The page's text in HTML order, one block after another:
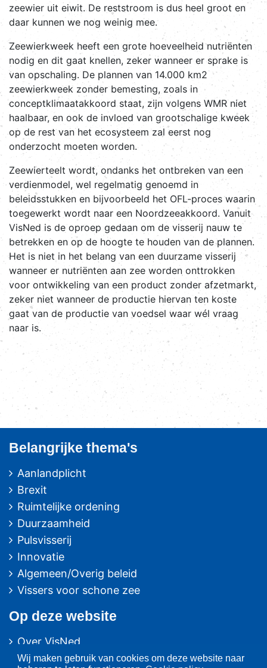
Wij maken gebruik van cookies om deze website naar
zeewier uit eiwit. De reststroom is dus heel groot en
daar kunnen we nog weinig mee.
Zeewierkweek heeft een grote hoeveelheid nutriënten
nodig en dit gaat knellen, zeker wanneer er sprake is
van opschaling. De plannen van 14.000 km2
zeewierkweek zonder bemesting, zoals in
conceptklimaatakkoord staat, zijn volgens WMR niet
haalbaar, en ook de invloed van grootschalige kweek
op de rest van het ecosysteem zal eerst nog
onderzocht moeten worden.
Zeewierteelt wordt, ondanks het ontbreken van een
verdienmodel, wel regelmatig genoemd in
beleidsstukken en bijvoorbeeld het OFL-proces waarin
toegewerkt wordt naar een Noordzeeakkoord. Vanuit
VisNed is de oproep gedaan om de visserij nauw te
betrekken en op de hoogte te houden van de plannen.
Het is niet in het belang van een duurzame visserij
wanneer er nutriënten aan zee worden onttrokken
voor ontwikkeling van een product zonder afzetmarkt,
zeker niet wanneer de productie hiervan ten koste
gaat van de productie van voedsel waar wél vraag
naar is.
Belangrijke thema's
Aanlandplicht
Brexit
Ruimtelijke ordening
Duurzaamheid
Pulsvisserij
Innovatie
Algemeen/Overig beleid
Vissers voor schone zee
Op deze website
Over VisNed
PO's